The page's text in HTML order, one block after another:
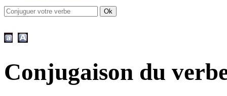
Conjugaison du